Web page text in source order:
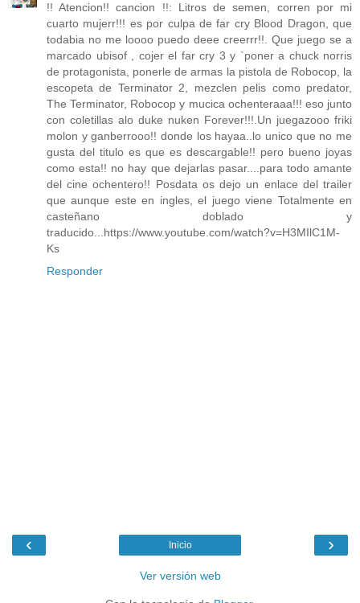
!! Atencion!! cancion !!: Litros de semen, corren por mi
cuarto mujerr!!! es por culpa de far cry Blood Dragon, que
todabia no me loooo puedo deee creerrr!!. Que juego se a
marcado ubisof , cojer el far cry 3 y `poner a chuck norris
de protagonista, ponerle de armas la pistola de Robocop, la
escopeta de Terminator 2, mezclen pelis como predator,
The Terminator, Robocop y mucica ochenteraaa!!! eso junto
con coletillas alo duke nuken Forever!!!.Un juegazooo friki
molon y ganberrooo!! donde los hayaa..lo unico que no me
gusta del titulo es que es descargable!! pero bueno joyas
como esta!! no hay que dejarlas pasar....para todo amante
del cine ochentero!! Posdata os dejo un enlace del trailer
que aunque este en ingles, el juego viene Totalmente en
casteñano doblado y
traducido...https://www.youtube.com/watch?v=H3MIlC1M-
Ks
Responder
‹ ›
Inicio
Ver versión web